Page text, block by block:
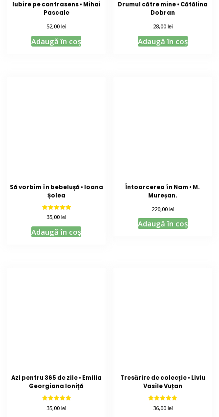
Iubire pe contrasens • Mihai
Pascale
52,00lei
Adaugă în coș
Drumul către mine • Cătălina
Dobran
28,00 lei
Adaugă în coș
Să vorbim în bebelușă • Ioana
Șolea
Evaluat la
5.00
35,00lei
Adaugă în coș
Întoarcerea în Nam • M.
Mureșan.
220,00 lei
Adaugă în coș
Azi pentru 365 de zile • Emilia
Georgiana Ioniță
Evaluat la
5.00
35,00lei
Tresărire de colecție • Liviu
Vasile Vuțan
Evaluat la
5.00
36,00 lei